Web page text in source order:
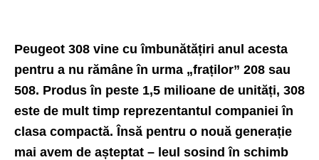
Peugeot 308 vine cu îmbunătățiri anul acesta
pentru a nu rămâne în urma „fraților” 208 sau
508. Produs în peste 1,5 milioane de unități, 308
este de mult timp reprezentantul companiei în
clasa compactă. Însă pentru o nouă generație
mai avem de așteptat – leul sosind în schimb